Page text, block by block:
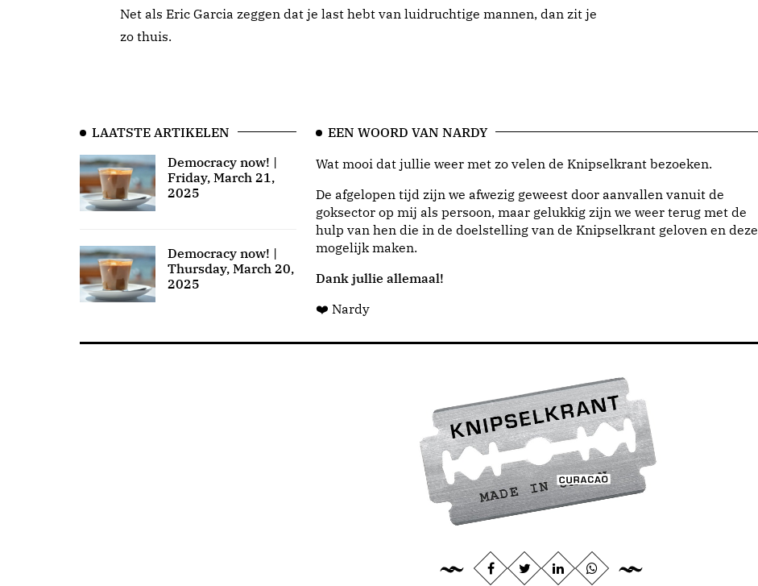
Net als Eric Garcia zeggen dat je last hebt van luidruchtige mannen, dan zit je
zo thuis.
LAATSTE ARTIKELEN
Democracy now! |
Friday, March 21,
2025
Democracy now! |
Thursday, March 20,
2025
EEN WOORD VAN NARDY
Wat mooi dat jullie weer met zo velen de Knipselkrant bezoeken.
De afgelopen tijd zijn we afwezig geweest door aanvallen vanuit de
goksector op mij als persoon, maar gelukkig zijn we weer terug met de
hulp van hen die in de doelstelling van de Knipselkrant geloven en deze
mogelijk maken.
Dank jullie allemaal!
❤️ Nardy